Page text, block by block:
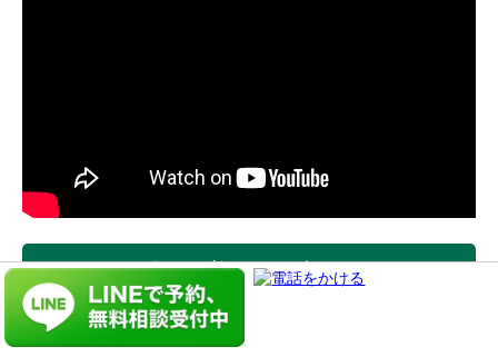
それでもＯ脚が改善しない時は？
上記のストレッチ、運動を行って、もしそれでも効果が